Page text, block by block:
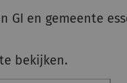
GI en gemeente
bekijken.